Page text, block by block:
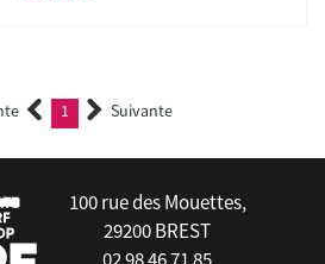
1 (current)Suivante
100 rue des Mouettes,
29200 BREST